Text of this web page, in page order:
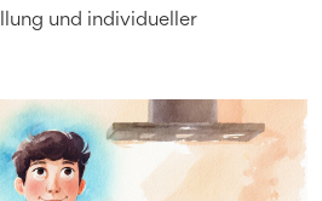
und individueller